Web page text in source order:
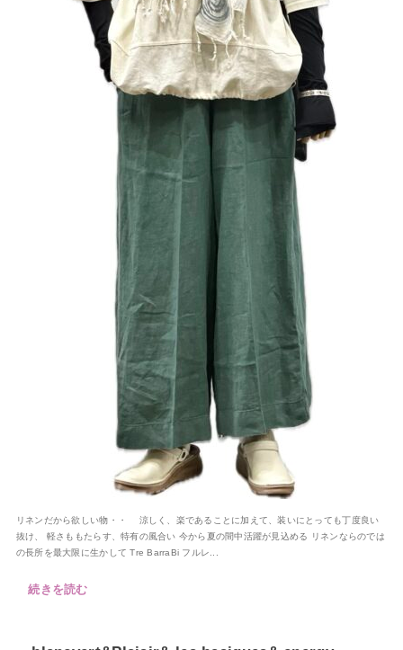
リネンだから欲しい物・・ 涼しく、楽であることに加えて、装いにとっても丁度良い
抜け、 軽さももたらす、特有の風合い 今から夏の間中活躍が見込める リネンならのでは
の長所を最大限に生かして Tre BarraBi フルレ...
続きを読む